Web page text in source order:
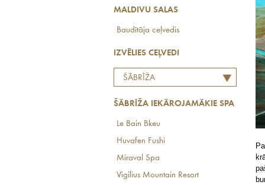
MALDIVU SALAS
Baudītāja ceļvedis
IZVĒLIES CEĻVEDI
ŠĀBRĪŽA
ŠĀBRĪŽA IEKĀROJAMĀKIE SPA
Le Bain Bkeu
Huvafen Fushi
Miraval Spa
Vigilius Mountain Resort